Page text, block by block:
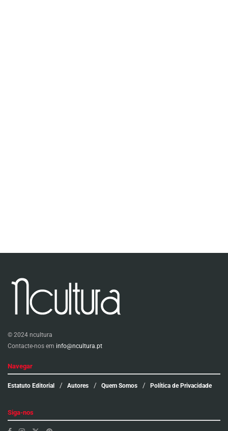
© 2024 ncultura
Contacte-nos em info@ncultura.pt
Navegar
Estatuto Editorial Autores Quem Somos Política de Privacidade
Siga-nos